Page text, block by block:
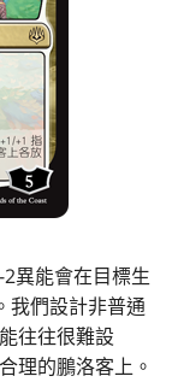
異能會在目標生
我們設計非普通
往往很難設
理的鵬洛客上。